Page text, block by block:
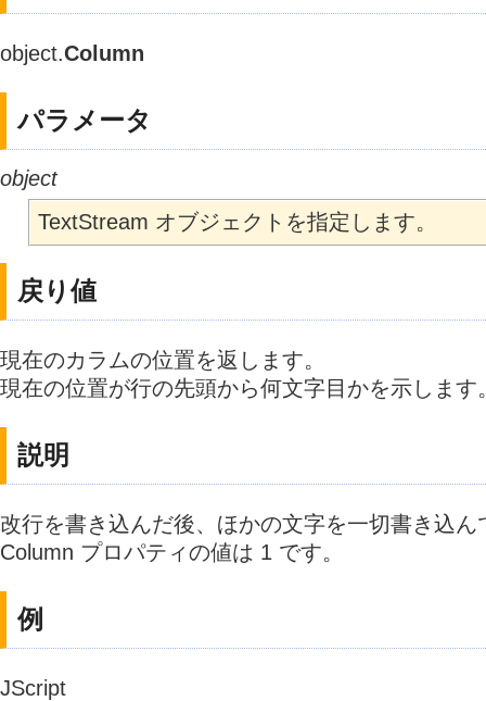
object.Column
パラメータ
object
TextStream オブジェクトを指定します。
戻り値
現在のカラムの位置を返します。
現在の位置が行の先頭から何文字目かを示します
説明
改行を書き込んだ後、ほかの文字を一切書き込ん
Column プロパティの値は 1 です。
例
JScript